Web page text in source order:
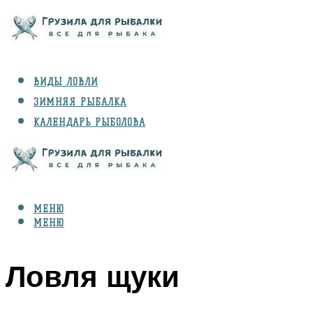
ВИДЫ ЛОВЛИ
ЗИМНЯЯ РЫБАЛКА
КАЛЕНДАРЬ РЫБОЛОВА
СНАРЯЖЕНИЕ
МЕНЮ
МЕНЮ
Ловля щуки